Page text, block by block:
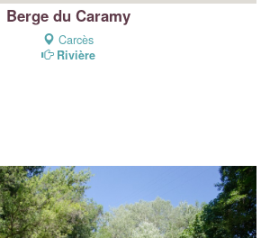
Berge du Caramy
Carcès
Rivière